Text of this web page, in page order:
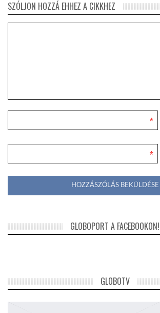
SZÓLJON HOZZÁ EHHEZ A CIKKHEZ
*
*
GLOBOPORT A FACEBOOKON!
GLOBOTV